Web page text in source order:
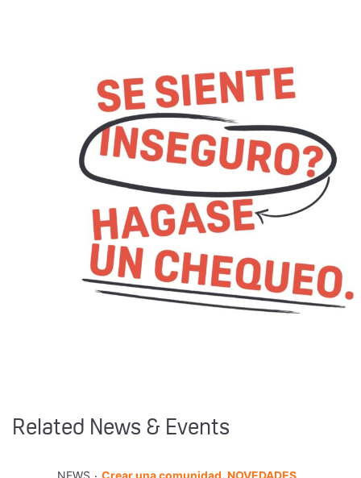
Related News & Events
NEWS . Crear una comunidad, NOVEDADES